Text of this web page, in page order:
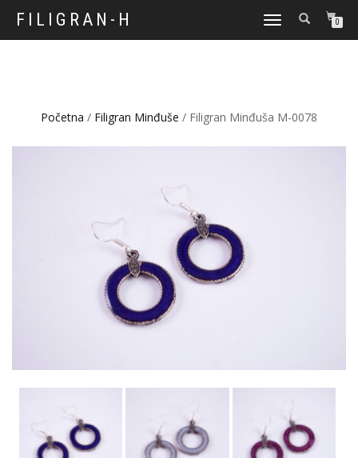
FILIGRAN-H
TOGGLE
0
Početna / Filigran Minđuše / Filigran Minđuša M-0078